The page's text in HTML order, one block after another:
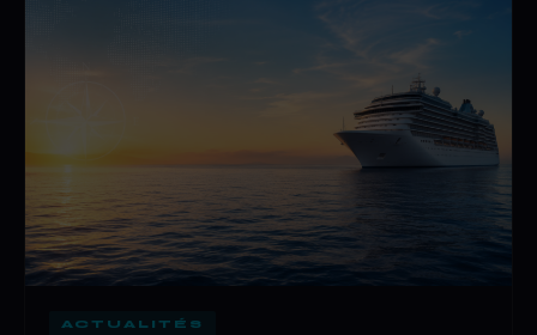
ACTUALITÉS